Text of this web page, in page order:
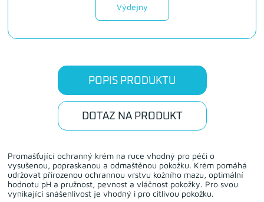
Výdejny
POPIS PRODUKTU
DOTAZ NA PRODUKT
Promašťující ochranný krém na ruce vhodný pro péči o
vysušenou, popraskanou a odmaštěnou pokožku. Krém pomáhá
udržovat přirozenou ochrannou vrstvu kožního mazu, optimální
hodnotu pH a pružnost, pevnost a vláčnost pokožky. Pro svou
vynikající snášenlivost je vhodný i pro citlivou pokožku.